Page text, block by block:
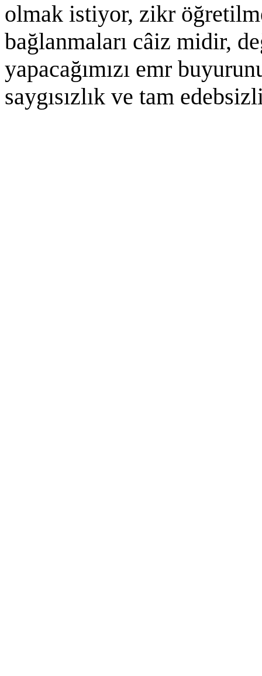
olmak istiyor, zikr
bağlanmaları câiz midir,
yapacağımızı emr
saygısızlık ve tam